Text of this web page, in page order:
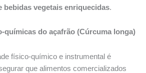
bebidas vegetais enriquecidas.
químicas do açafrão (Cúrcuma longa)
físico-químico e instrumental é
que alimentos comercializados